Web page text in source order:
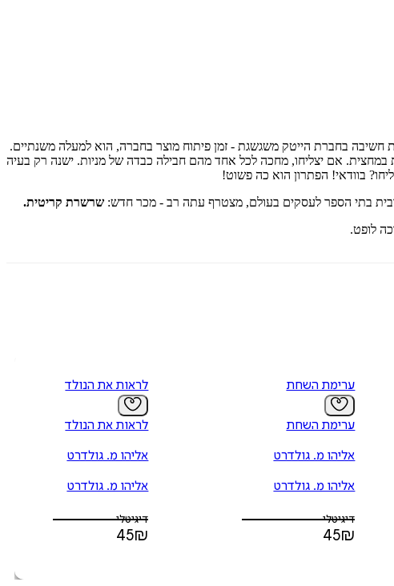
חשיבה בחברת הייטק משגשגת - זמן פיתוח מוצר בחברה, הוא למעלה משנתיים.
אם יצליחו, מחכה לכל אחד מהם חבילה כבדה של מניות. ישנה רק בעיה
בוודאי! הפתרון הוא כה פשוט!
בתי הספר לעסקים בעולם, מצטרף עתה רב - מכר חדש: שרשרת קריטית.
לופט.
ערימת השחת
ערימת השחת
אליהו מ. גולדרט
אליהו מ. גולדרט
דיגיטלי
45₪
לראות את הנולד
לראות את הנולד
אליהו מ. גולדרט
אליהו מ. גולדרט
דיגיטלי
45₪